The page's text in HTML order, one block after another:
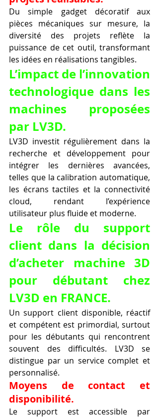
Du simple gadget décoratif aux
pièces mécaniques sur mesure, la
diversité des projets reflète la
puissance de cet outil, transformant
les idées en réalisations tangibles.
L’impact de l’innovation
technologique dans les
machines proposées
par LV3D.
LV3D investit régulièrement dans la
recherche et développement pour
intégrer les dernières avancées,
telles que la calibration automatique,
les écrans tactiles et la connectivité
cloud, rendant l’expérience
utilisateur plus fluide et moderne.
Le rôle du support
client dans la décision
d’acheter machine 3D
pour débutant chez
LV3D en FRANCE.
Un support client disponible, réactif
et compétent est primordial, surtout
pour les débutants qui rencontrent
souvent des difficultés. LV3D se
distingue par un service complet et
personnalisé.
Moyens de contact et
disponibilité.
Le support est accessible par